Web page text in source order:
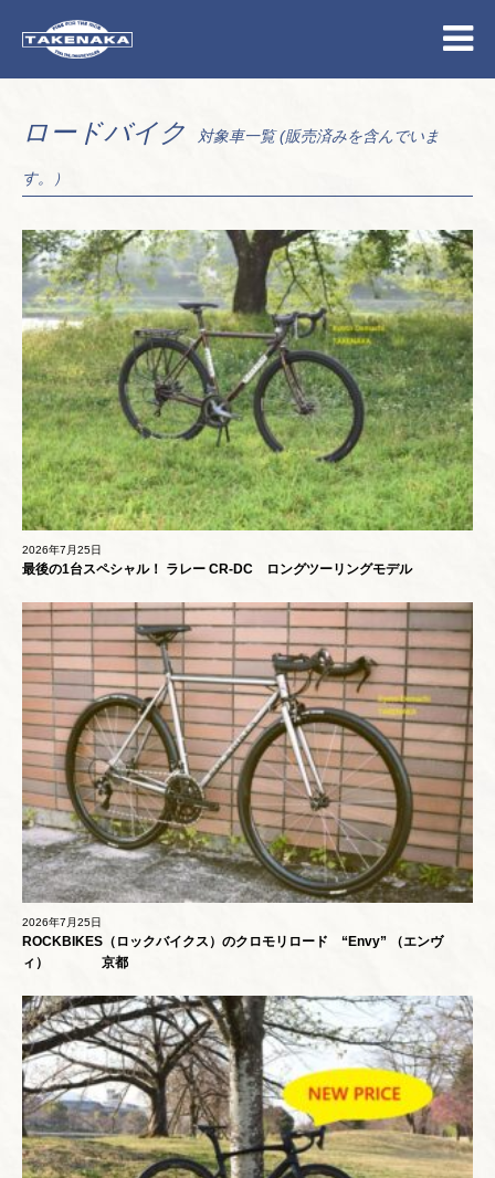
ロードバイク 対象車一覧 (販売済みを含んでいま
す。）
2026年7月25日
最後の1台スペシャル！ ラレー CR-DC ロングツーリングモデル
2026年7月25日
ROCKBIKES（ロックバイクス）のクロモリロード “Envy” （エンヴ
ィ） 京都